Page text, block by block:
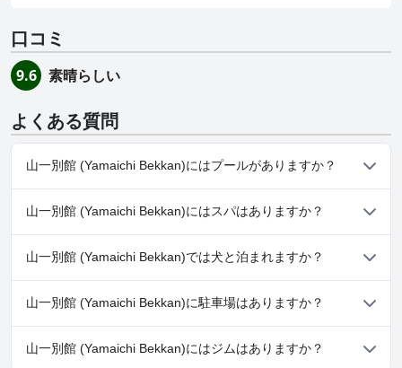
口コミ
9.6 素晴らしい
よくある質問
山一別館 (Yamaichi Bekkan)にはプールがありますか？
いいえ、山一別館 (Yamaichi Bekkan)にはプールがありません。
山一別館 (Yamaichi Bekkan)にはスパはありますか？
いいえ、山一別館 (Yamaichi Bekkan)ではスパはご利用いただけま
せん。
山一別館 (Yamaichi Bekkan)では犬と泊まれますか？
いいえ、山一別館 (Yamaichi Bekkan)では犬と泊まることはできま
せん。
山一別館 (Yamaichi Bekkan)に駐車場はありますか？
はい、山一別館 (Yamaichi Bekkan)では駐車場をご利用いただけま
す。
山一別館 (Yamaichi Bekkan)にはジムはありますか？